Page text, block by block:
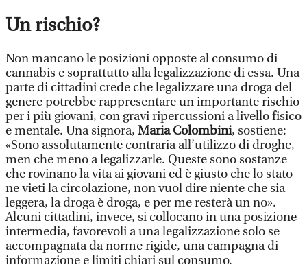
Un rischio?
Non mancano le posizioni opposte al consumo di
cannabis e soprattutto alla legalizzazione di essa. Una
parte di cittadini crede che legalizzare una droga del
genere potrebbe rappresentare un importante rischio
per i più giovani, con gravi ripercussioni a livello fisico
e mentale. Una signora, Maria Colombini, sostiene:
«Sono assolutamente contraria all’utilizzo di droghe,
men che meno a legalizzarle. Queste sono sostanze
che rovinano la vita ai giovani ed è giusto che lo stato
ne vieti la circolazione, non vuol dire niente che sia
leggera, la droga è droga, e per me resterà un no».
Alcuni cittadini, invece, si collocano in una posizione
intermedia, favorevoli a una legalizzazione solo se
accompagnata da norme rigide, una campagna di
informazione e limiti chiari sul consumo.